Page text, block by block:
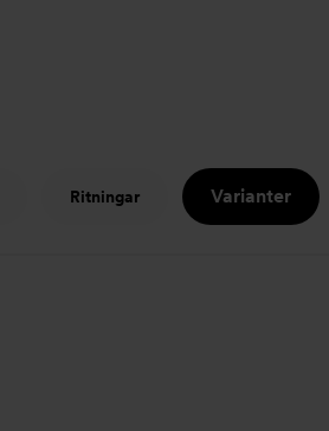
Ritningar Varianter